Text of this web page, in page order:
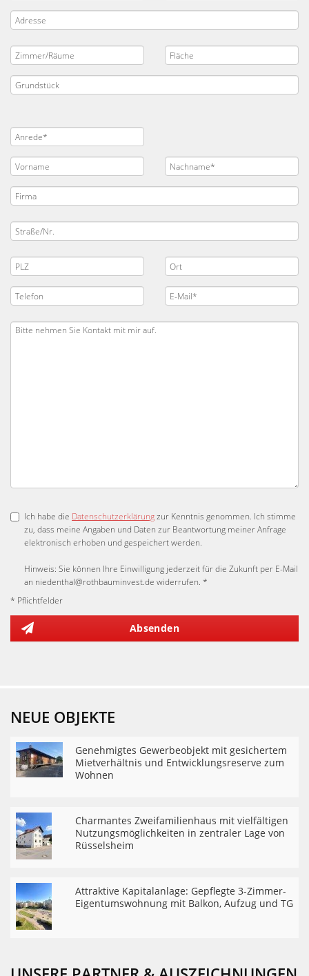
Ich habe die Datenschutzerklärungzur Kenntnis genommen. Ich stimme
zu, dass meine Angaben und Daten zur Beantwortung meiner Anfrage
elektronisch erhoben und gespeichert werden.
Hinweis: Sie können Ihre Einwilligung jederzeit für die Zukunft per E-Mail
an niedenthal@rothbauminvest.de widerrufen. *
* Pflichtfelder
Absenden
NEUE OBJEKTE
Genehmigtes Gewerbeobjekt mit gesichertem
Mietverhältnis und Entwicklungsreserve zum
Wohnen
Charmantes Zweifamilienhaus mit vielfältigen
Nutzungsmöglichkeiten in zentraler Lage von
Rüsselsheim
Attraktive Kapitalanlage: Gepflegte 3-Zimmer-
Eigentumswohnung mit Balkon, Aufzug und TG